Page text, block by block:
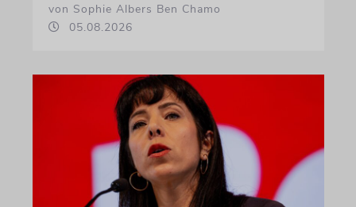
von Sophie Albers Ben Chamo
05.08.2026